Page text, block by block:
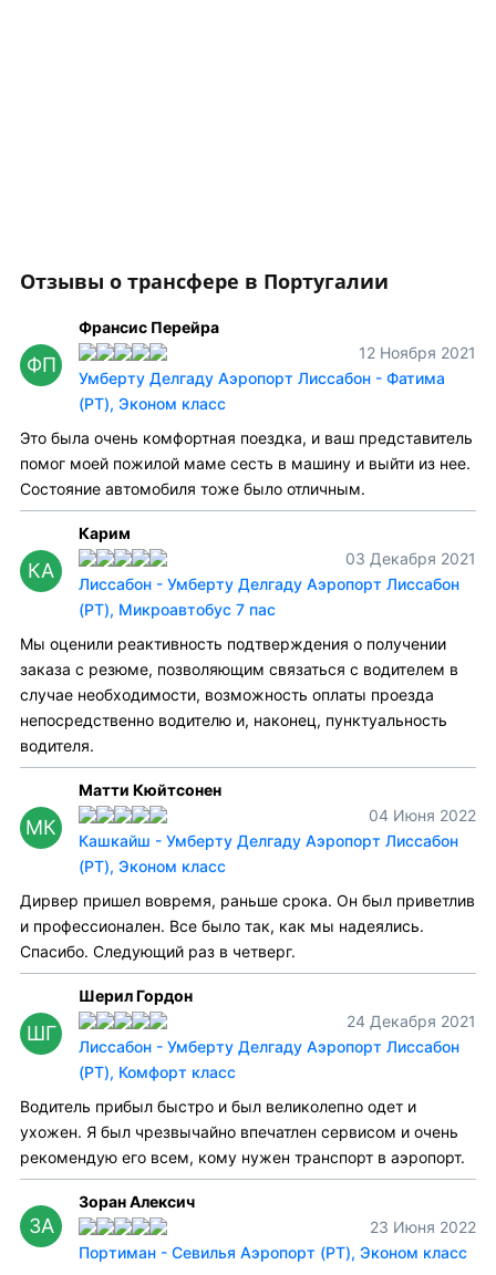
Отзывы о трансфере в Португалии
ФП
Франсис Перейра
12 Ноября 2021
Умберту Делгаду Аэропорт Лиссабон - Фатима
(PT), Эконом класс
Это была очень комфортная поездка, и ваш представитель
помог моей пожилой маме сесть в машину и выйти из нее.
Состояние автомобиля тоже было отличным.
КА
Карим
03 Декабря 2021
Лиссабон - Умберту Делгаду Аэропорт Лиссабон
(PT), Микроавтобус 7 пас
Мы оценили реактивность подтверждения о получении
заказа с резюме, позволяющим связаться с водителем в
случае необходимости, возможность оплаты проезда
непосредственно водителю и, наконец, пунктуальность
водителя.
МК
Матти Кюйтсонен
04 Июня 2022
Кашкайш - Умберту Делгаду Аэропорт Лиссабон
(PT), Эконом класс
Дирвер пришел вовремя, раньше срока. Он был приветлив
и профессионален. Все было так, как мы надеялись.
Спасибо. Следующий раз в четверг.
ШГ
Шерил Гордон
24 Декабря 2021
Лиссабон - Умберту Делгаду Аэропорт Лиссабон
(PT), Комфорт класс
Водитель прибыл быстро и был великолепно одет и
ухожен. Я был чрезвычайно впечатлен сервисом и очень
рекомендую его всем, кому нужен транспорт в аэропорт.
ЗА
Зоран Алексич
23 Июня 2022
Портиман - Севилья Аэропорт (PT), Эконом класс